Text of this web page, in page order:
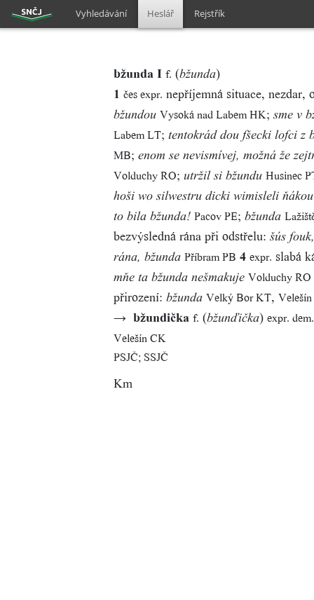
Vyhledávání Heslář Rejstřík
bžunda I f. (bžunda)
1 čes expr. nepříjemná situace, nezdar,
bžundou Vysoká nad Labem HK; sme v
Labem LT; tentokrád dou fšecki lofci z
MB; enom se nevismívej, možná že
Volduchy RO; utržil si bžundu Husinec
hoši wo silwestru dicki wimisleli
to bila bžunda! Pacov PE; bžunda
bezvýsledná rána při odstřelu: šús
rána, bžunda Příbram PB 4 expr. slabá
mňe ta bžunda nešmakuje Volduchy RO
přirození: bžunda Velký Bor KT,
→ bžundička f. (bžunďička) expr. dem.
Velešín CK
PSJČ; SSJČ
Km